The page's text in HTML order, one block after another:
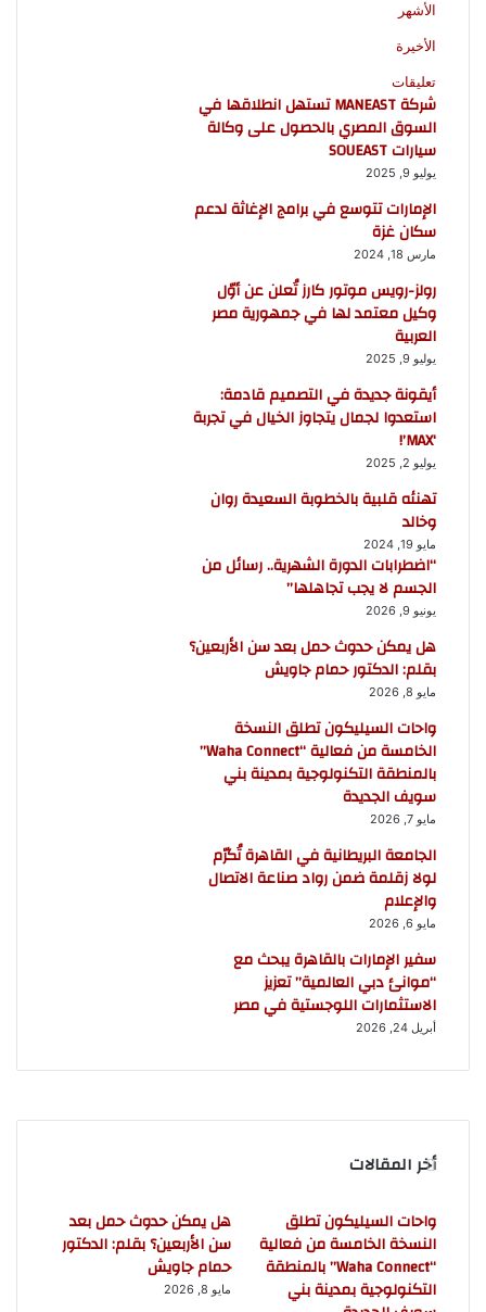
الأشهر
الأخيرة
تعليقات
شركة MANEAST تستهل انطلاقها في
السوق المصري بالحصول على وكالة
سيارات SOUEAST
يوليو 9, 2025
الإمارات تتوسع في برامج الإغاثة لدعم
سكان غزة
مارس 18, 2024
رولز-رويس موتور كارز تُعلن عن أوّل
وكيل معتمد لها في جمهورية مصر
العربية
يوليو 9, 2025
أيقونة جديدة في التصميم قادمة:
استعدوا لجمال يتجاوز الخيال في تجربة
‘MAX’!
يوليو 2, 2025
تهنئه قلبية بالخطوبة السعيدة روان
وخالد
مايو 19, 2024
“اضطرابات الدورة الشهرية.. رسائل من
الجسم لا يجب تجاهلها”
يونيو 9, 2026
هل يمكن حدوث حمل بعد سن الأربعين؟
بقلم: الدكتور حمام جاويش
مايو 8, 2026
واحات السيليكون تطلق النسخة
الخامسة من فعالية “Waha Connect”
بالمنطقة التكنولوجية بمدينة بني
سويف الجديدة
مايو 7, 2026
الجامعة البريطانية في القاهرة تُكرّم
لولا زقلمة ضمن رواد صناعة الاتصال
والإعلام
مايو 6, 2026
سفير الإمارات بالقاهرة يبحث مع
“موانئ دبي العالمية” تعزيز
الاستثمارات اللوجستية في مصر
أبريل 24, 2026
أخر المقالات
هل يمكن حدوث حمل بعد
سن الأربعين؟ بقلم: الدكتور
حمام جاويش
مايو 8, 2026
واحات السيليكون تطلق
النسخة الخامسة من فعالية
“Waha Connect” بالمنطقة
التكنولوجية بمدينة بني